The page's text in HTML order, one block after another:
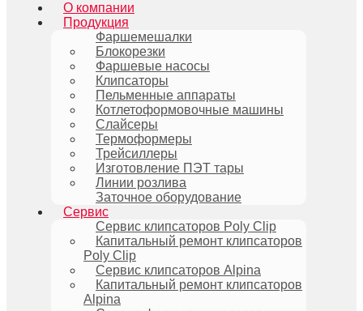
О компании
Продукция
Фаршемешалки
Блокорезки
Фаршевые насосы
Клипсаторы
Пельменные аппараты
Котлетоформовочные машины
Слайсеры
Термоформеры
Трейсиллеры
Изготовление ПЭТ тары
Линии розлива
Заточное оборудование
Сервис
Сервис клипсаторов Poly Clip
Капитальный ремонт клипсаторов
Poly Clip
Сервис клипсаторов Alpina
Капитальный ремонт клипсаторов
Alpina